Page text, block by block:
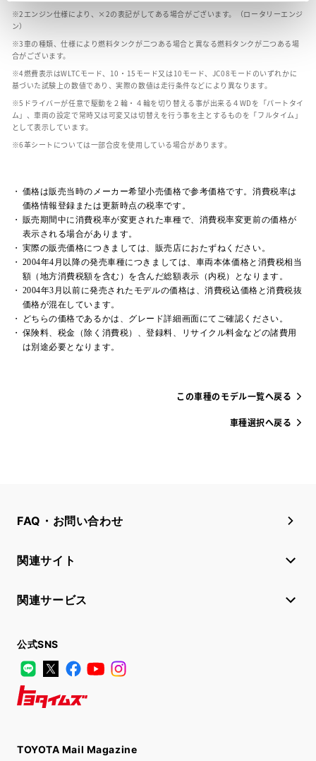
エンジン仕様により、×2の表記がしてある場合がございます。（ロータリーエンジ
ン）
車の種類、仕様により燃料タンクが二つある場合と異なる燃料タンクが二つある場
合がございます。
燃費表示はWLTCモード、10・15モード又は10モード、JC08モードのいずれかに
基づいた試験上の数値であり、実際の数値は走行条件などにより異なります。
ドライバーが任意で駆動を２輪・４輪を切り替える事が出来る４WDを「パートタイ
ム」、車両の設定で常時又は可変又は切替えを行う事を主とするものを「フルタイム」
として表示しています。
革シートについては一部合皮を使用している場合があります。
価格は販売当時のメーカー希望小売価格で参考価格です。消費税率は
価格情報登録または更新時点の税率です。
販売期間中に消費税率が変更された車種で、消費税率変更前の価格が
表示される場合があります。
実際の販売価格につきましては、販売店におたずねください。
2004年4月以降の発売車種につきましては、車両本体価格と消費税相当
額（地方消費税額を含む）を含んだ総額表示（内税）となります。
2004年3月以前に発売されたモデルの価格は、消費税込価格と消費税抜
価格が混在しています。
どちらの価格であるかは、グレード詳細画面にてご確認ください。
保険料、税金（除く消費税）、登録料、リサイクル料金などの諸費用
は別途必要となります。
この車種のモデル一覧へ戻る
車種選択へ戻る
FAQ・お問い合わせ
関連サイト
関連サービス
公式SNS
LINE
X FacebookYouTube
TOYOTA Mail Magazine